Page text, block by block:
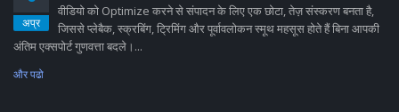
अप्र
वीडियो को Optimize करने से संपादन के लिए एक छोटा, तेज़ संस्करण बनता है,
जिससे प्लेबैक, स्क्रबिंग, ट्रिमिंग और पूर्वावलोकन स्मूथ महसूस होते हैं बिना आपकी
अंतिम एक्सपोर्ट गुणवत्ता बदले।...
और पढो